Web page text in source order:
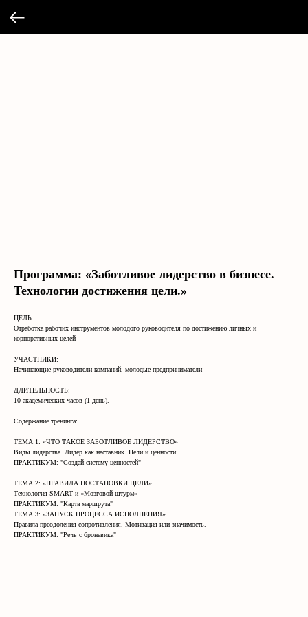
Программа: «Заботливое лидерство в бизнесе.
Технологии достижения цели.»
ЦЕЛЬ:
Отработка рабочих инструментов молодого руководителя по достижению личных и
корпоративных целей
УЧАСТНИКИ:
Начинающие руководители компаний, молодые предприниматели
ДЛИТЕЛЬНОСТЬ:
10 академических часов (1 день).
Содержание тренинга:
ТЕМА 1: «ЧТО ТАКОЕ ЗАБОТЛИВОЕ ЛИДЕРСТВО»
Виды лидерства. Лидер как наставник. Цели и ценности.
ПРАКТИКУМ: "Создай систему ценностей"
ТЕМА 2: «ПРАВИЛА ПОСТАНОВКИ ЦЕЛИ»
Технология SMART и «Мозговой штурм»
ПРАКТИКУМ: "Карта маршрута"
ТЕМА 3: «ЗАПУСК ПРОЦЕССА ИСПОЛНЕНИЯ»
Правила преодоления сопротивления. Мотивация или значимость.
ПРАКТИКУМ: "Речь с броневика"